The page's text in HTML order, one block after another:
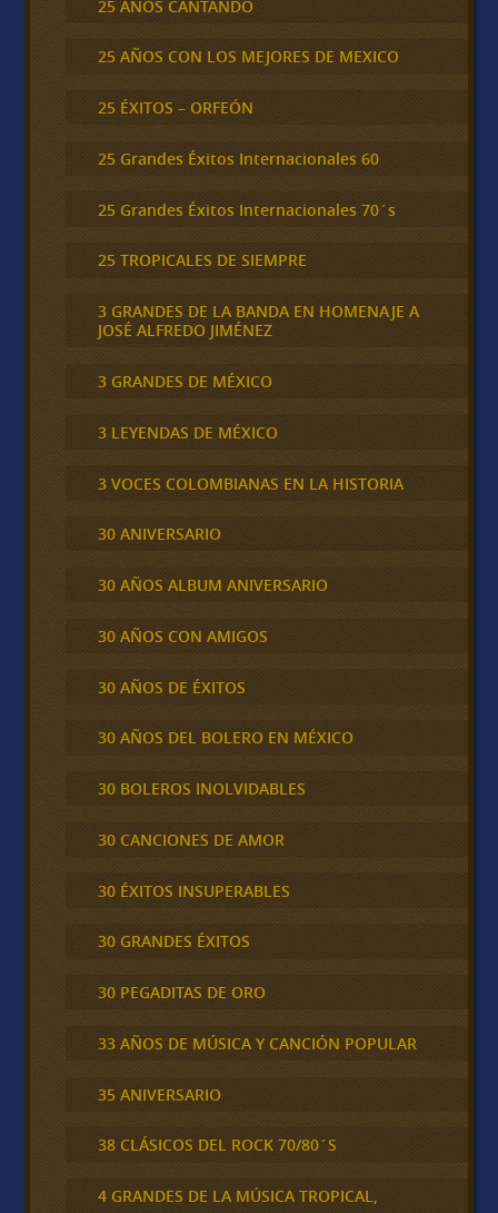
25 AÑOS CANTANDO
25 AÑOS CON LOS MEJORES DE MEXICO
25 ÉXITOS – ORFEÓN
25 Grandes Éxitos Internacionales 60
25 Grandes Éxitos Internacionales 70´s
25 TROPICALES DE SIEMPRE
3 GRANDES DE LA BANDA EN HOMENAJE A
JOSÉ ALFREDO JIMÉNEZ
3 GRANDES DE MÉXICO
3 LEYENDAS DE MÉXICO
3 VOCES COLOMBIANAS EN LA HISTORIA
30 ANIVERSARIO
30 AÑOS ALBUM ANIVERSARIO
30 AÑOS CON AMIGOS
30 AÑOS DE ÉXITOS
30 AÑOS DEL BOLERO EN MÉXICO
30 BOLEROS INOLVIDABLES
30 CANCIONES DE AMOR
30 ÉXITOS INSUPERABLES
30 GRANDES ÉXITOS
30 PEGADITAS DE ORO
33 AÑOS DE MÚSICA Y CANCIÓN POPULAR
35 ANIVERSARIO
38 CLÁSICOS DEL ROCK 70/80´S
4 GRANDES DE LA MÚSICA TROPICAL,